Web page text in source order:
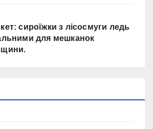
сироїжки з лісосмуги ледь
для мешканок